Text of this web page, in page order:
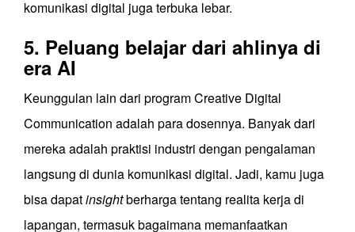
komunikasi digital juga terbuka lebar.
5. Peluang belajar dari ahlinya di
era AI
Keunggulan lain dari program Creative Digital
Communication adalah para dosennya. Banyak dari
mereka adalah praktisi industri dengan pengalaman
langsung di dunia komunikasi digital. Jadi, kamu juga
bisa dapatinsightberharga tentang realita kerja di
lapangan, termasuk bagaimana memanfaatkan